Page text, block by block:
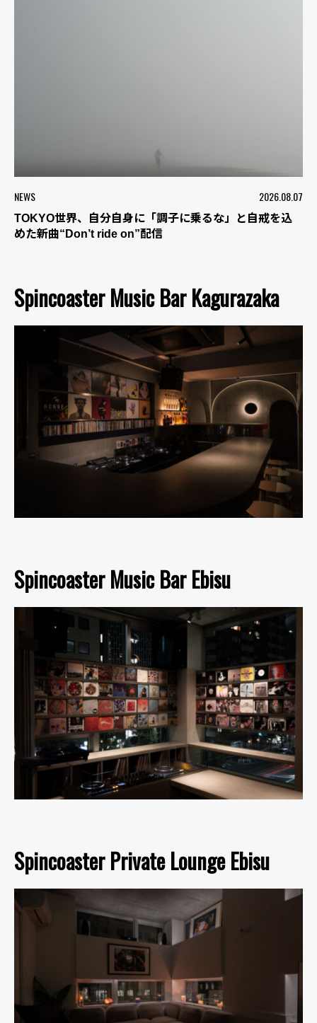
NEWS 2026.08.07
TOKYO世界、自分自身に「調子に乗るな」と自戒を込
めた新曲“Don’t ride on”配信
Spincoaster Music Bar Kagurazaka
Spincoaster Music Bar Ebisu
Spincoaster Private Lounge Ebisu